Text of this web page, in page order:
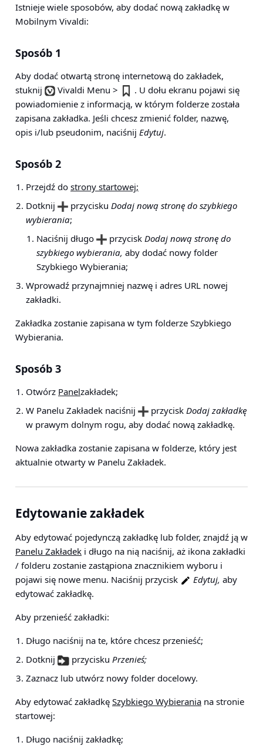
Istnieje wiele sposobów, aby dodać nową zakładkę w
Mobilnym Vivaldi:
Sposób 1
Aby dodać otwartą stronę internetową do zakładek,
stuknij
Vivaldi Menu >
. U dołu ekranu pojawi się
powiadomienie z informacją, w którym folderze została
zapisana zakładka. Jeśli chcesz zmienić folder, nazwę,
opis i/lub pseudonim, naciśnij Edytuj.
Sposób 2
Przejdź do strony startowej;
Dotknij
przycisku Dodaj nową stronę do szybkiego
wybierania;
Naciśnij długo
przycisk Dodaj nową stronę do
szybkiego wybierania, aby dodać nowy folder
Szybkiego Wybierania;
Wprowadź przynajmniej nazwę i adres URL nowej
zakładki.
Zakładka zostanie zapisana w tym folderze Szybkiego
Wybierania.
Sposób 3
Otwórz Panelzakładek;
W Panelu Zakładek naciśnij
przycisk Dodaj zakładkę
w prawym dolnym rogu, aby dodać nową zakładkę.
Nowa zakładka zostanie zapisana w folderze, który jest
aktualnie otwarty w Panelu Zakładek.
Edytowanie zakładek
Aby edytować pojedynczą zakładkę lub folder, znajdź ją w
Panelu Zakładek i długo na nią naciśnij, aż ikona zakładki
/ folderu zostanie zastąpiona znacznikiem wyboru i
pojawi się nowe menu. Naciśnij przycisk
Edytuj, aby
edytować zakładkę.
Aby przenieść zakładki:
Długo naciśnij na te, które chcesz przenieść;
Dotknij
przycisku Przenieś;
Zaznacz lub utwórz nowy folder docelowy.
Aby edytować zakładkę Szybkiego Wybierania na stronie
startowej:
Długo naciśnij zakładkę;